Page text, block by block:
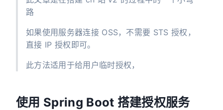
路
如果使用服务器连接 OSS，不需要 STS 授权，
直接 IP 授权即可。
此方法适用于给用户临时授权，
使用 Spring Boot 搭建授权服务